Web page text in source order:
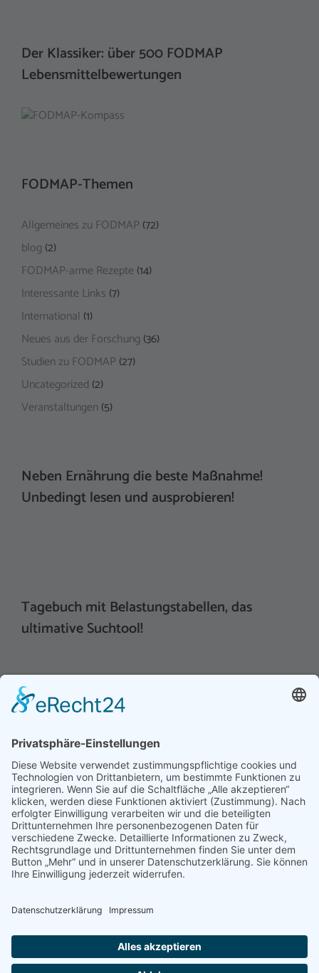
Der Klassiker: über 500 FODMAP
Lebensmittelbewertungen
FODMAP-Themen
Allgemeines zu FODMAP (72)
blog (2)
FODMAP-arme Rezepte (14)
Interessante Links (7)
International (1)
Neues aus der Forschung (36)
Studien zu FODMAP (27)
Uncategorized (2)
Veranstaltungen (5)
Neben Ernährung die beste Maßnahme!
Unbedingt lesen und ausprobieren!
Tagebuch mit Belastungstabellen, das
ultimative Suchtool!
Hinweis an unsere Leser: Wir erstellen für Sie
Informationsseiten. Die Informationen enthalten Affiliate
links zu Amazon, in diesem Zusammenhang erhalten wir
von Partnern eine Provision, sofern ein Kauf zustande
kommt. Für Sie ändert sich dadurch nichts.
Amazon und verdient als Amazon Partner an qualifizierten Verkäufen.